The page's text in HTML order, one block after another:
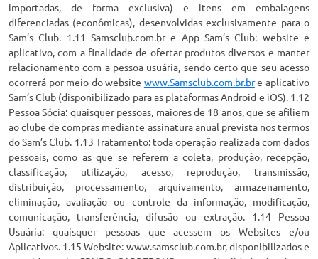
importadas, de forma exclusiva) e itens em embalagens
diferenciadas (econômicas), desenvolvidas exclusivamente para o
Sam’s Club. 1.11 Samsclub.com.br e App Sam’s Club: website e
aplicativo, com a finalidade de ofertar produtos diversos e manter
relacionamento com a pessoa usuária, sendo certo que seu acesso
ocorrerá por meio do website www.Samsclub.com.br.bre aplicativo
Sam’s Club (disponibilizado para as plataformas Android e iOS). 1.12
Pessoa Sócia: quaisquer pessoas, maiores de 18 anos, que se afiliem
ao clube de compras mediante assinatura anual prevista nos termos
do Sam’s Club. 1.13 Tratamento: toda operação realizada com dados
pessoais, como as que se referem a coleta, produção, recepção,
classificação, utilização, acesso, reprodução, transmissão,
distribuição, processamento, arquivamento, armazenamento,
eliminação, avaliação ou controle da informação, modificação,
comunicação, transferência, difusão ou extração. 1.14 Pessoa
Usuária: quaisquer pessoas que acessem os Websites e/ou
Aplicativos. 1.15 Website: www.samsclub.com.br, disponibilizados e